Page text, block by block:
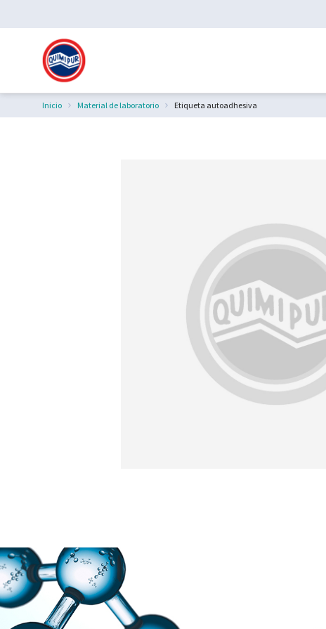
Estás aquí:
Inicio Material de laboratorio Etiqueta autoadhesiva